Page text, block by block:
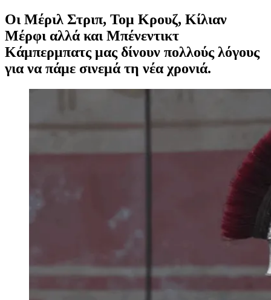
Οι Μέριλ Στριπ, Τομ Κρουζ, Κίλιαν
Μέρφι αλλά και Μπένεντικτ
Κάμπερμπατς μας δίνουν πολλούς λόγους
για να πάμε σινεμά τη νέα χρονιά.